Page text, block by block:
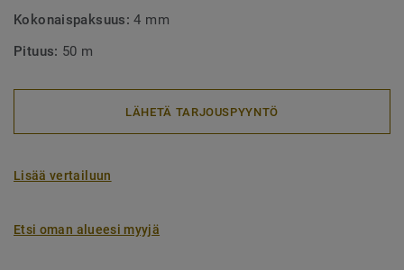
Kokonaispaksuus:4 mm
Pituus: 50 m
LÄHETÄ TARJOUSPYYNTÖ
Lisää vertailuun
Etsi oman alueesi myyjä